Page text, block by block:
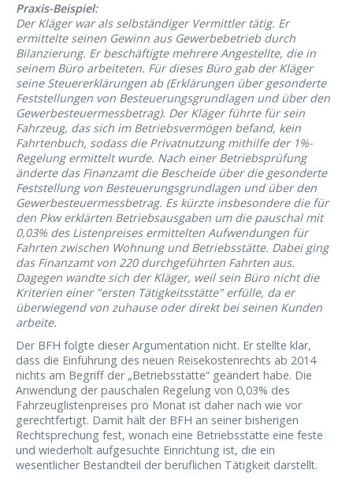
Praxis-Beispiel:
Der Kläger war als selbständiger Vermittler tätig. Er
ermittelte seinen Gewinn aus Gewerbebetrieb durch
Bilanzierung. Er beschäftigte mehrere Angestellte, die in
seinem Büro arbeiteten. Für dieses Büro gab der Kläger
seine Steuererklärungen ab (Erklärungen über gesonderte
Feststellungen von Besteuerungsgrundlagen und über den
Gewerbesteuermessbetrag). Der Kläger führte für sein
Fahrzeug, das sich im Betriebsvermögen befand, kein
Fahrtenbuch, sodass die Privatnutzung mithilfe der 1%-
Regelung ermittelt wurde. Nach einer Betriebsprüfung
änderte das Finanzamt die Bescheide über die gesonderte
Feststellung von Besteuerungsgrundlagen und über den
Gewerbesteuermessbetrag. Es kürzte insbesondere die für
den Pkw erklärten Betriebsausgaben um die pauschal mit
0,03% des Listenpreises ermittelten Aufwendungen für
Fahrten zwischen Wohnung und Betriebsstätte. Dabei ging
das Finanzamt von 220 durchgeführten Fahrten aus.
Dagegen wandte sich der Kläger, weil sein Büro nicht die
Kriterien einer "ersten Tätigkeitsstätte" erfülle, da er
überwiegend von zuhause oder direkt bei seinen Kunden
arbeite.
Der BFH folgte dieser Argumentation nicht. Er stellte klar,
dass die Einführung des neuen Reisekostenrechts ab 2014
nichts am Begriff der „Betriebsstätte“ geändert habe. Die
Anwendung der pauschalen Regelung von 0,03% des
Fahrzeuglistenpreises pro Monat ist daher nach wie vor
gerechtfertigt. Damit hält der BFH an seiner bisherigen
Rechtsprechung fest, wonach eine Betriebsstätte eine feste
und wiederholt aufgesuchte Einrichtung ist, die ein
wesentlicher Bestandteil der beruflichen Tätigkeit darstellt.